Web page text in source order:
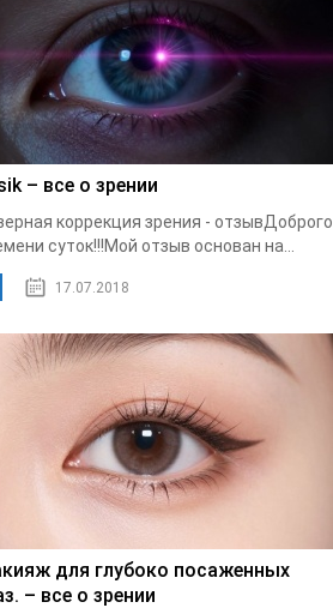
– все о зрении
коррекция зрения - отзывДоброго
суток!!!Мой отзыв основан на...
17.07.2018
для глубоко посаженных
– все о зрении